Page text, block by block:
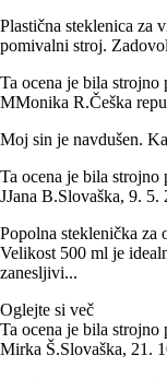
Plastična steklenica za
pomivalni stroj.
Ta ocena je bila strojno
MMonika R.Češka
Moj sin je navdušen.
Ta ocena je bila strojno
JJana B.Slovaška, 9. 5.
Popolna steklenička za
Velikost 500 ml je
zanesljivi...
Oglejte si več
Ta ocena je bila strojno
Mirka Š.Slovaška, 21.